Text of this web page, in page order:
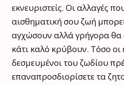
εκνευριστείς. Οι αλλαγές
αισθηματική σου ζωή
αγχώσουν αλλά γρήγορα θα
κάτι καλό κρύβουν. Τόσο οι
δεσμευμένοι του ζωδίου
επαναπροσδιορίσετε τα